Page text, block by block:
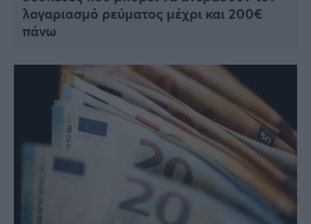
λογαριασμό ρεύματος μέχρι και 200€
πάνω